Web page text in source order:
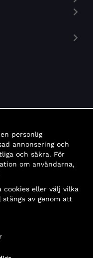
personlig
annonsering och
och säkra. För
om användarna,
eller välj vilka
av genom att